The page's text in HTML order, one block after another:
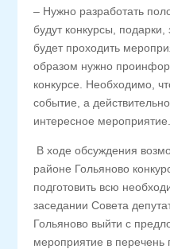
– Нужно разработать
будут конкурсы, подарки,
будет проходить
образом нужно
конкурсе. Необходимо,
событие, а
интересное мероприятие.
В ходе обсуждения
районе Гольяново
подготовить всю
заседании Совета
Гольяново выйти с
мероприятие в перечень